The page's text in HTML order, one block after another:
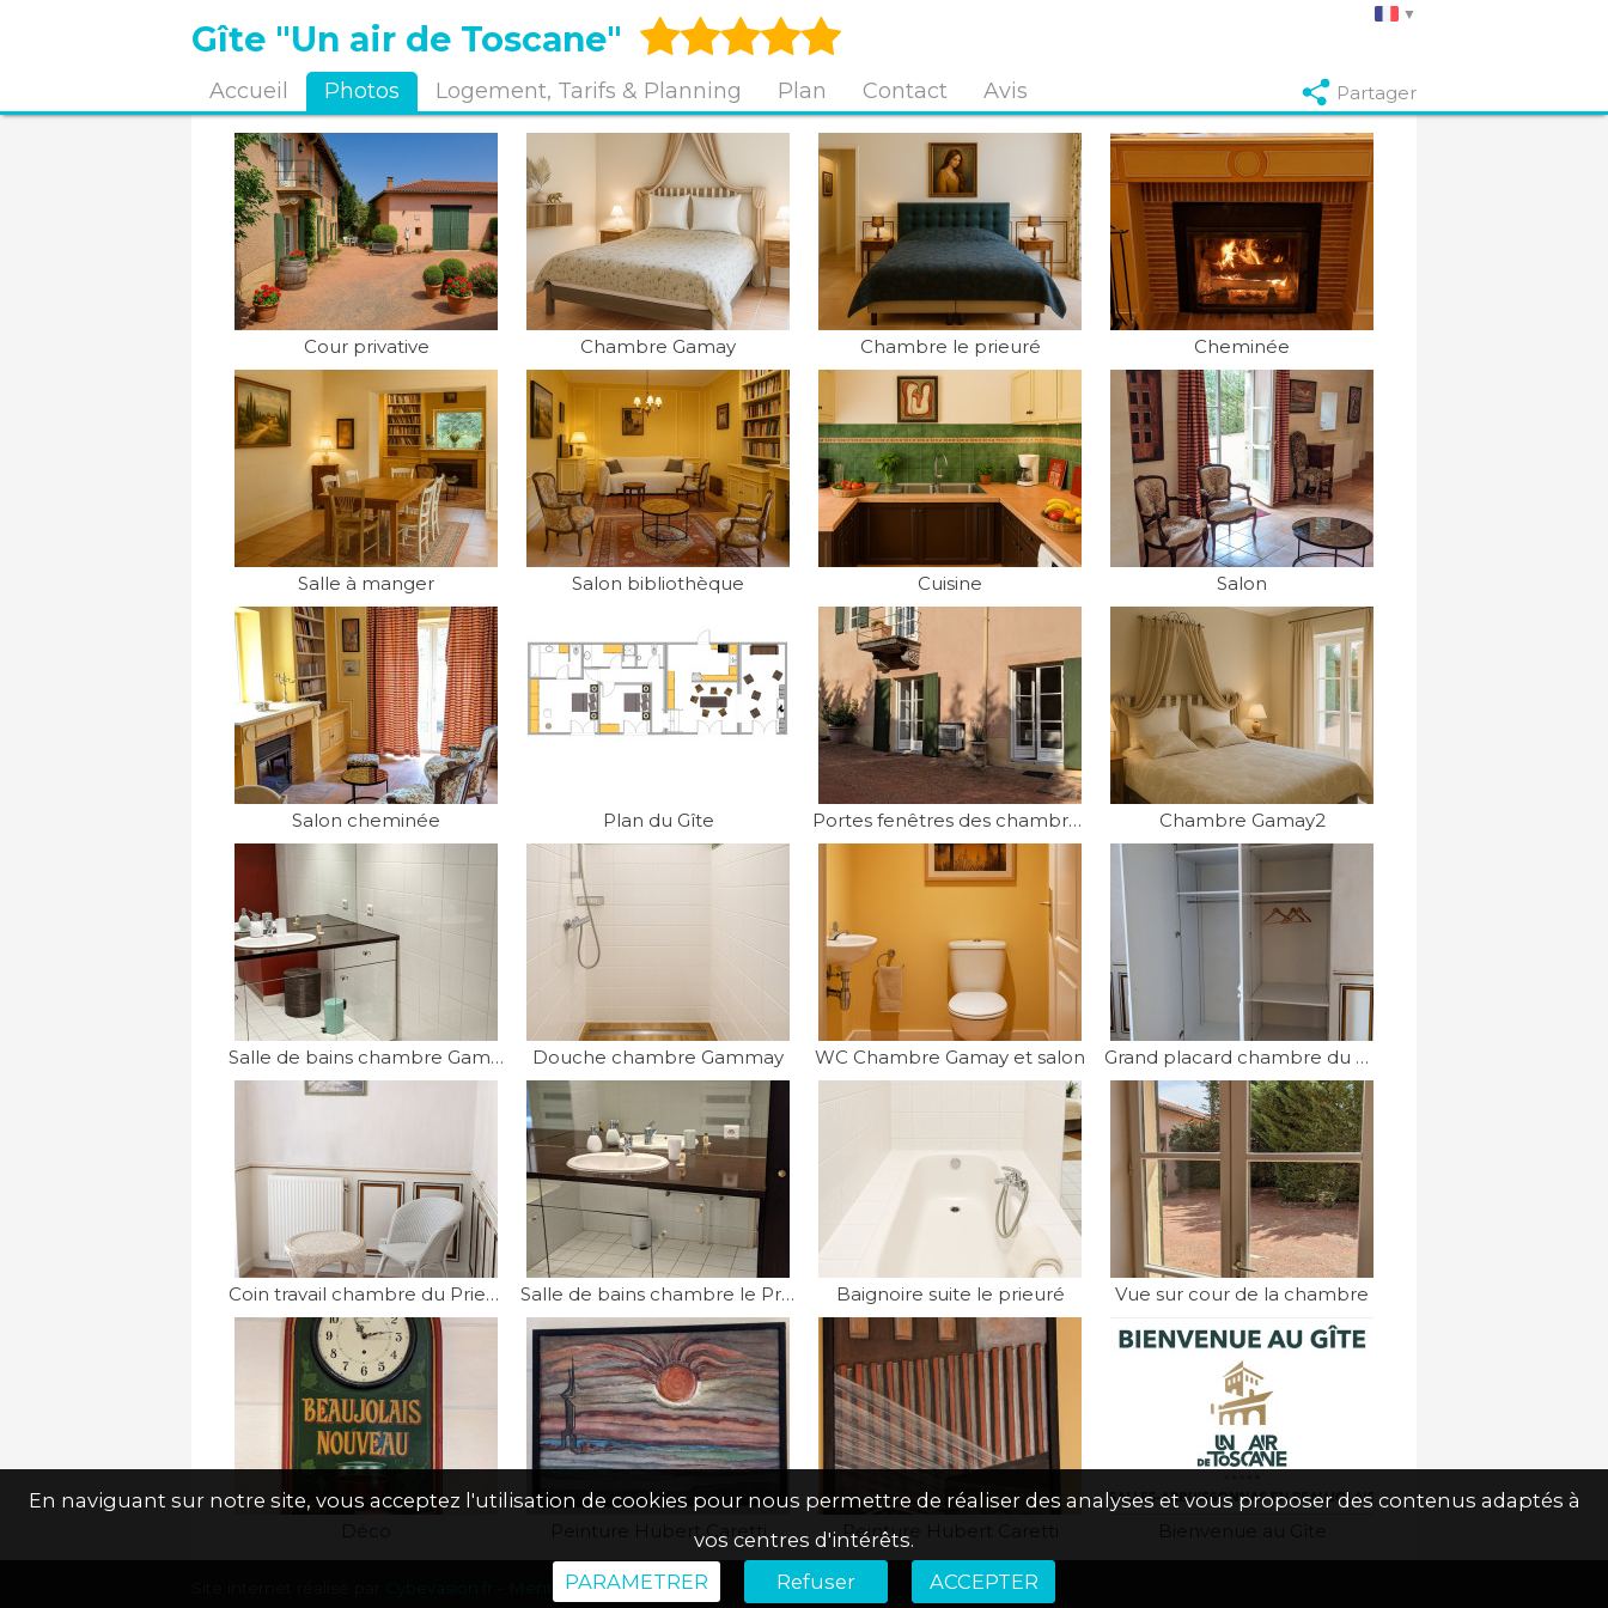
Gîte "Un air de Toscane"
Partager
Accueil Photos Logement, Tarifs & Planning Plan Contact Avis
Cour privative Chambre Gamay Chambre le prieuré Cheminée
Salle à manger Salon bibliothèque Cuisine Salon
Salon cheminée Plan du Gîte Portes fenêtres des chambres (en RdC) Chambre Gamay2
Salle de bains chambre Gamay Douche chambre Gammay WC Chambre Gamay et salon Grand placard chambre du Prieuré
Coin travail chambre du Prieuré Salle de bains chambre le Prieuré Baignoire suite le prieuré Vue sur cour de la chambre
Peinture Hubert Caretti Peinture Hubert Caretti
Mentions légales
En naviguant sur notre site, vous acceptez l'utilisation de cookies pour nous permettre de réaliser des analyses et vous proposer des contenus adaptés à
vos centres d'intérêts.
PARAMETRER
Refuser ACCEPTER